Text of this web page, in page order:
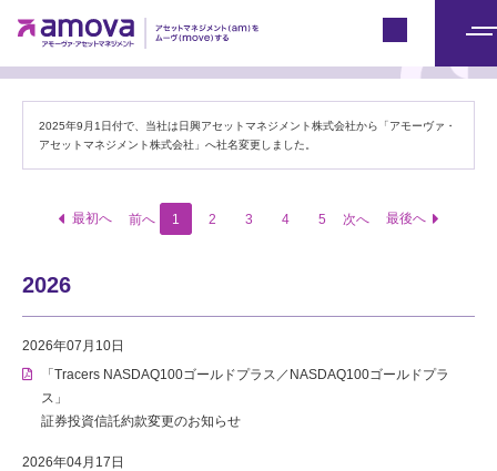
ニ
電子公告（ファンド）
2025年9月1日付で、当社は日興アセットマネジメント株式会社から「アモーヴァ・
アセットマネジメント株式会社」へ社名変更しました。
最初へ 前へ 1 2 3 4 5 次へ 最後へ
2026
2026年07月10日
「Tracers NASDAQ100ゴールドプラス／NASDAQ100ゴールドプラ
ス」
証券投資信託約款変更のお知らせ
2026年04月17日